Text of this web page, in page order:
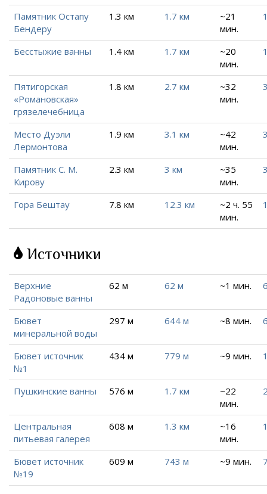
Памятник Остапу
Бендеру
1.3 км 1.7 км
~21
мин.
Бесстыжие ванны 1.4 км 1.7 км
~20
мин.
Пятигорская
«Романовская»
грязелечебница
1.8 км 2.7 км
~32
мин.
Место Дуэли
Лермонтова
1.9 км 3.1 км
~42
мин.
Памятник С. М.
Кирову
2.3 км 3 км
~35
мин.
Гора Бештау 7.8 км 12.3 км
~2 ч. 55
мин.
Источники
Верхние
Радоновые ванны
62 м 62 м ~1 мин.
Бювет
минеральной воды
297 м 644 м ~8 мин.
Бювет источник
№1
434 м 779 м ~9 мин.
Пушкинские ванны 576 м 1.7 км
~22
мин.
Центральная
питьевая галерея
608 м 1.3 км
~16
мин.
Бювет источник
№19
609 м 743 м ~9 мин.